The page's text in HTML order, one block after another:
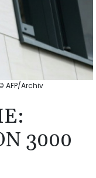
AFP/Archiv
3000